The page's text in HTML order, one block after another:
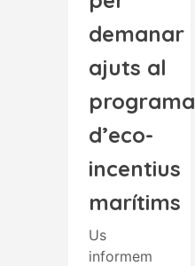
demanar
ajuts al
programa
d’eco-
incentius
marítims
Us
informem